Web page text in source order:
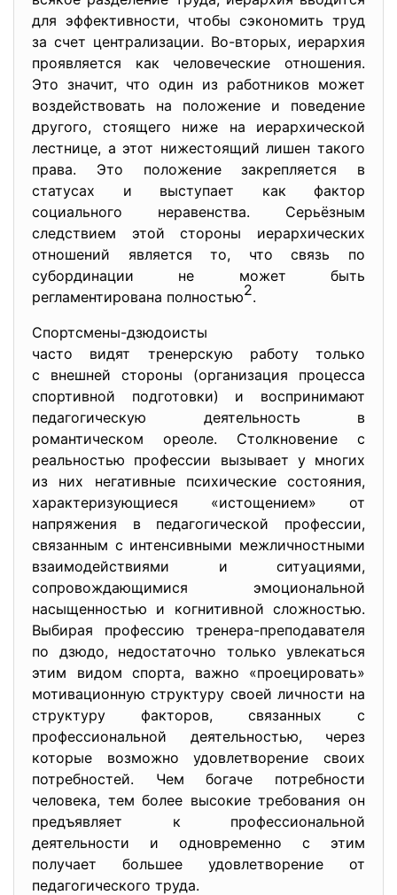
для эффективности, чтобы сэкономить труд
за счет централизации. Во-вторых, иерархия
проявляется как человеческие отношения.
Это значит, что один из работников может
воздействовать на положение и поведение
другого, стоящего ниже на иерархической
лестнице, а этот нижестоящий лишен такого
права. Это положение закрепляется в
статусах и выступает как фактор
социального неравенства. Серьёзным
следствием этой стороны иерархических
отношений является то, что связь по
субординации не может быть
регламентирована полностью2.
Спортсмены-дзюдоисты
часто видят тренерскую работу только
с внешней стороны (организация процесса
спортивной подготовки) и воспринимают
педагогическую деятельность в
романтическом ореоле. Столкновение с
реальностью профессии вызывает у многих
из них негативные психические состояния,
характеризующиеся «истощением» от
напряжения в педагогической профессии,
связанным с интенсивными межличностными
взаимодействиями и ситуациями,
сопровождающимися эмоциональной
насыщенностью и когнитивной сложностью.
Выбирая профессию тренера-преподавателя
по дзюдо, недостаточно только увлекаться
этим видом спорта, важно «проецировать»
мотивационную структуру своей личности на
структуру факторов, связанных с
профессиональной деятельностью, через
которые возможно удовлетворение своих
потребностей. Чем богаче потребности
человека, тем более высокие требования он
предъявляет к профессиональной
деятельности и одновременно с этим
получает большее удовлетворение от
педагогического труда.